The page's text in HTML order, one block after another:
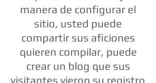
manera de configurar el
sitio, usted puede
compartir sus aficiones
quieren compilar, puede
crear un blog que sus
visitantes vieron su registro